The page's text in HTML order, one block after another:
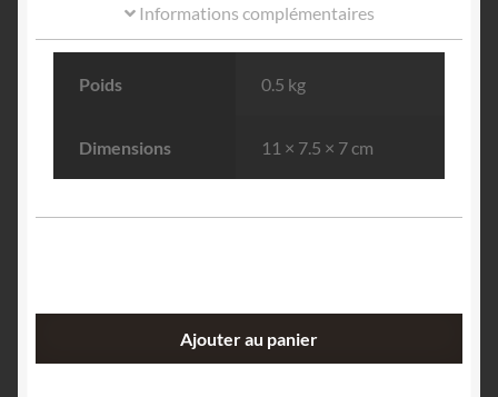
Informations complémentaires
Poids 0.5 kg
Dimensions 11 × 7.5 × 7 cm
Ajouter au panier